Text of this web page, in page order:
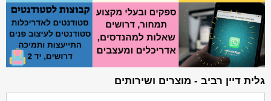
גלית דיין רביב - מוצרים ושירותים